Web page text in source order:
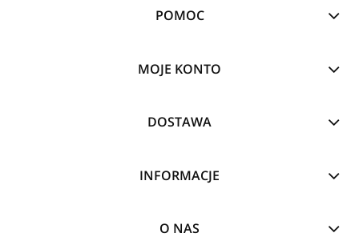
POMOC
MOJE KONTO
DOSTAWA
INFORMACJE
O NAS